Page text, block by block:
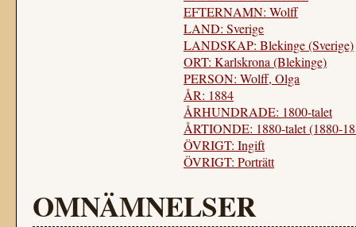
EFTERNAMN: Wolff
LAND: Sverige
LANDSKAP: Blekinge (Sverige)
ORT: Karlskrona (Blekinge)
PERSON: Wolff, Olga
ÅR: 1884
ÅRHUNDRADE: 1800-talet
ÅRTIONDE: 1880-talet (1880-
ÖVRIGT: Ingift
ÖVRIGT: Porträtt
OMNÄMNELSER